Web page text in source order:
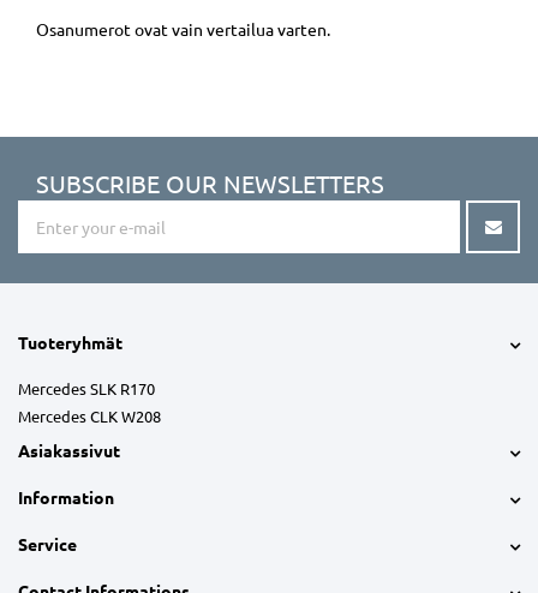
Osanumerot ovat vain vertailua varten.
SUBSCRIBE OUR NEWSLETTERS
Tuoteryhmät
Mercedes SLK R170
Mercedes CLK W208
Asiakassivut
Information
Service